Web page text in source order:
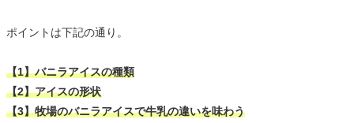
ポイントは下記の通り。
【1】バニラアイスの種類
【2】アイスの形状
【3】牧場のバニラアイスで牛乳の違いを味わう